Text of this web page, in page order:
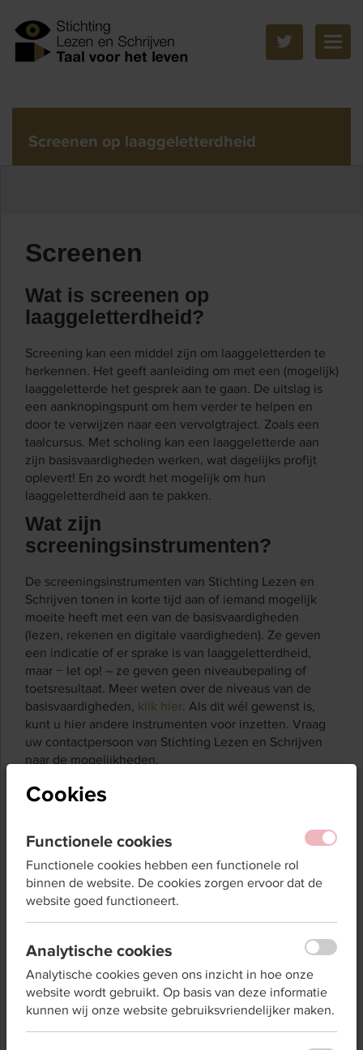
Screenen op laaggeletterdheid
Screenen
Wat is screenen op
laaggeletterdheid?
Screening kan een middel zijn om laaggeletterden te
herkennen. Het geeft aanleiding om met een (mogelijk)
laaggeletterde het gesprek aan te gaan. De uitslag is
een aanknopingspunt om hem verder te helpen en
door te verwijzen naar een vervolgtraject. Zoals een
taalcursus. Met scholing kan een laaggeletterde aan
zijn basisvaardigheden werken, wat dagelijks profijt
oplevert! En zo wordt het mogelijk om hun
laaggeletterdheid aan te pakken.
Wat zijn
screeningsinstrumenten?
De screeningsinstrumenten van Stichting Lezen en
Schrijven tonen in korte tijd aan of iemand mogelijk
moeite heeft met een van de basisvaardigheden
(lezen, rekenen en digitale vaardigheden). Ze geven
een indicatie of er sprake is van laaggeletterdheid,
maar − let op! – ze geven geen niveaubepaling of
toetsresultaat. Meer weten over de niveaus van de
basisvaardigheden, klik hier . Als dit wél gewenst is,
kunt u hier andere instrumenten voor inzetten. Vraag
uw contactpersoon van Stichting Lezen en Schrijven
naar de mogelijkheden.
Afspraken over scholing
afspraken met partijen die deze scholing kunnen
aanbieden. Uw contactpersoon bij Stichting Lezen en
Schrijven kan u hierbij ondersteunen.
Welke instrumenten hebben
we?
Stichting Lezen en Schrijven heeft drie soorten
screeningsinstrumenten laten ontwikkelen:
Basismeters (digitaal)
Cookies
Functionele cookies
Functionele cookies hebben een functionele rol
binnen de website. De cookies zorgen ervoor dat de
website goed functioneert.
Analytische cookies
Analytische cookies geven ons inzicht in hoe onze
website wordt gebruikt. Op basis van deze informatie
kunnen wij onze website gebruiksvriendelijker maken.